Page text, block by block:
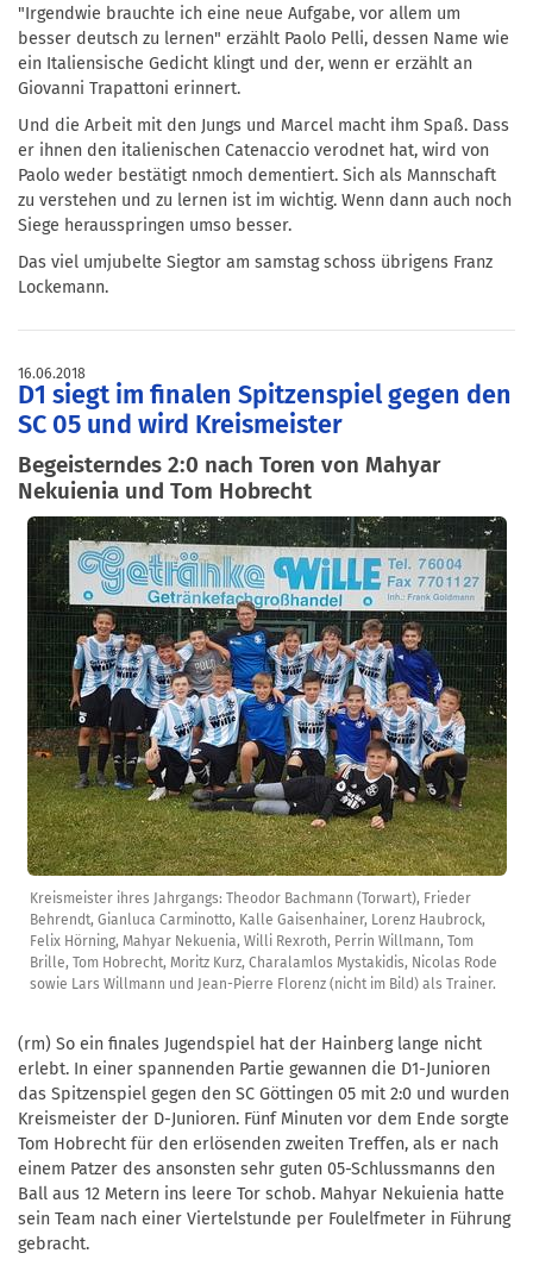
"Irgendwie brauchte ich eine neue Aufgabe, vor allem um
besser deutsch zu lernen" erzählt Paolo Pelli, dessen Name wie
ein Italiensische Gedicht klingt und der, wenn er erzählt an
Giovanni Trapattoni erinnert.
Und die Arbeit mit den Jungs und Marcel macht ihm Spaß. Dass
er ihnen den italienischen Catenaccio verodnet hat, wird von
Paolo weder bestätigt nmoch dementiert. Sich als Mannschaft
zu verstehen und zu lernen ist im wichtig. Wenn dann auch noch
Siege herausspringen umso besser.
Das viel umjubelte Siegtor am samstag schoss übrigens Franz
Lockemann.
16.06.2018
D1 siegt im finalen Spitzenspiel gegen den
SC 05 und wird Kreismeister
Begeisterndes 2:0 nach Toren von Mahyar
Nekuienia und Tom Hobrecht
Kreismeister ihres Jahrgangs: Theodor Bachmann (Torwart), Frieder
Behrendt, Gianluca Carminotto, Kalle Gaisenhainer, Lorenz Haubrock,
Felix Hörning, Mahyar Nekuenia, Willi Rexroth, Perrin Willmann, Tom
Brille, Tom Hobrecht, Moritz Kurz, Charalamlos Mystakidis, Nicolas Rode
sowie Lars Willmann und Jean-Pierre Florenz (nicht im Bild) als Trainer.
(rm) So ein finales Jugendspiel hat der Hainberg lange nicht
erlebt. In einer spannenden Partie gewannen die D1-Junioren
das Spitzenspiel gegen den SC Göttingen 05 mit 2:0 und wurden
Kreismeister der D-Junioren. Fünf Minuten vor dem Ende sorgte
Tom Hobrecht für den erlösenden zweiten Treffen, als er nach
einem Patzer des ansonsten sehr guten 05-Schlussmanns den
Ball aus 12 Metern ins leere Tor schob. Mahyar Nekuienia hatte
sein Team nach einer Viertelstunde per Foulelfmeter in Führung
gebracht.